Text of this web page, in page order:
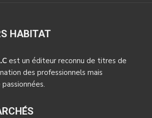
HABITAT
est un éditeur reconnu de titres de
des professionnels mais